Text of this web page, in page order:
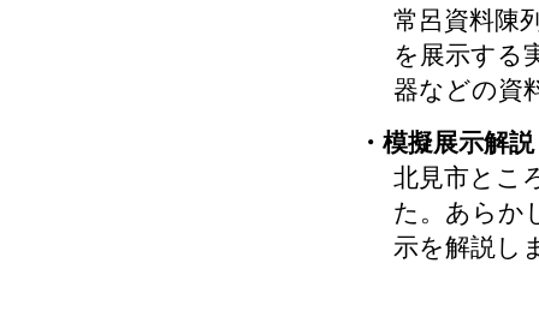
常呂資料陳
を展示する
器などの資
・模擬展示解説
北見市とこ
た。あらか
示を解説し